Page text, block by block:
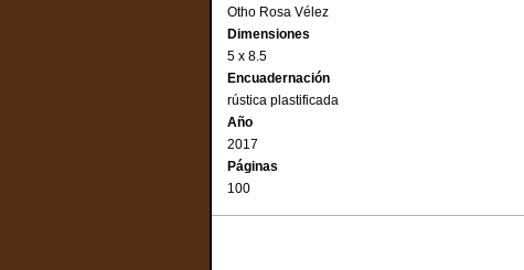
Otho Rosa Vélez
Dimensiones
5 x 8.5
Encuadernación
rústica plastificada
Año
2017
Páginas
100